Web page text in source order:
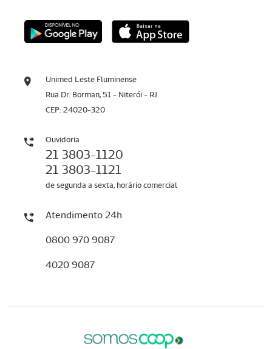
Unimed Leste Fluminense
Rua Dr. Borman, 51 - Niterói - RJ
CEP: 24020-320
Ouvidoria
21 3803-1120
21 3803-1121
de segunda a sexta, horário comercial
Atendimento 24h
0800 970 9087
4020 9087